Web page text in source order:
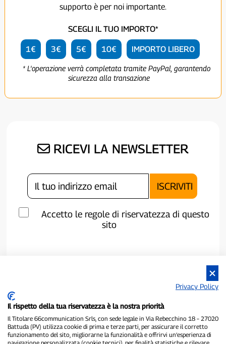
supporto è per noi importante.
SCEGLI IL TUO IMPORTO*
1€ 3€ 5€ 10€ IMPORTO LIBERO
* L'operazione verrà completata tramite PayPal, garantendo
sicurezza alla transazione
RICEVI LA NEWSLETTER
Accetto le regole di riservatezza di questo
sito
Privacy Policy
Il rispetto della tua riservatezza è la nostra priorità
Il Titolare 66communication Srls, con sede legale in Via Rebecchino 18 – 27020
Battuda (PV) utilizza cookie di prima e terze parti, per assicurare il corretto
funzionamento del sito, migliorarne la funzionalità e offrirvi un’esperienza di